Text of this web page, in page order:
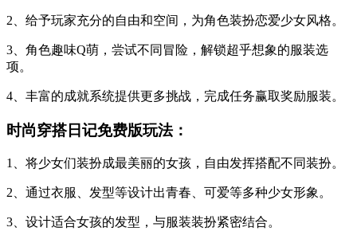
2、给予玩家充分的自由和空间，为角色装扮恋爱少女风格。
3、角色趣味Q萌，尝试不同冒险，解锁超乎想象的服装选
项。
4、丰富的成就系统提供更多挑战，完成任务赢取奖励服装。
时尚穿搭日记免费版玩法：
1、将少女们装扮成最美丽的女孩，自由发挥搭配不同装扮。
2、通过衣服、发型等设计出青春、可爱等多种少女形象。
3、设计适合女孩的发型，与服装装扮紧密结合。